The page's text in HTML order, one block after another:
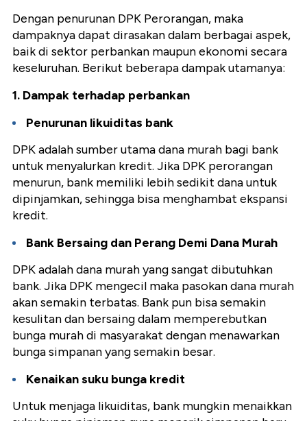
Dengan penurunan DPK Perorangan, maka
dampaknya dapat dirasakan dalam berbagai aspek,
baik di sektor perbankan maupun ekonomi secara
keseluruhan. Berikut beberapa dampak utamanya:
1. Dampak terhadap perbankan
Penurunan likuiditas bank
DPK adalah sumber utama dana murah bagi bank
untuk menyalurkan kredit. Jika DPK perorangan
menurun, bank memiliki lebih sedikit dana untuk
dipinjamkan, sehingga bisa menghambat ekspansi
kredit.
Bank Bersaing dan Perang Demi Dana Murah
DPK adalah dana murah yang sangat dibutuhkan
bank. Jika DPK mengecil maka pasokan dana murah
akan semakin terbatas. Bank pun bisa semakin
kesulitan dan bersaing dalam memperebutkan
bunga murah di masyarakat dengan menawarkan
bunga simpanan yang semakin besar.
Kenaikan suku bunga kredit
Untuk menjaga likuiditas, bank mungkin menaikkan